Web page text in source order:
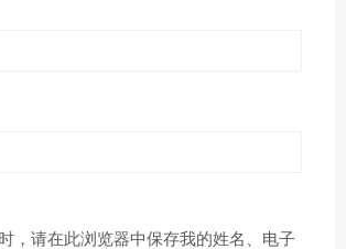
，请在此浏览器中保存我的姓名、电子